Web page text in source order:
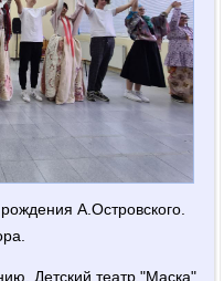
А.Островского.
Детский театр "Маска"